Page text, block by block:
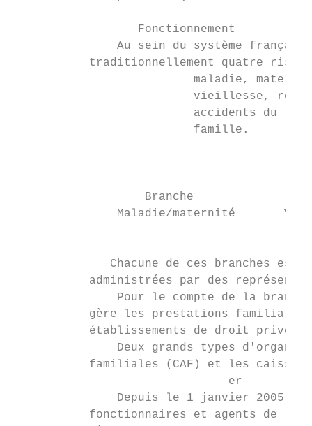
                  Fonctionnement
Au sein du système
traditionnellement quatre
maladie,
vieillesse,
accidents du
                          famille.
Branche
Maladie/maternité
Chacune de ces branches est
administrées par des
Pour le compte de la
gère les prestations
           établissements de droit privé.
Deux grands types
familiales (CAF) et les
                               er
Depuis le 1 janvier 2005,
fonctionnaires et agents de